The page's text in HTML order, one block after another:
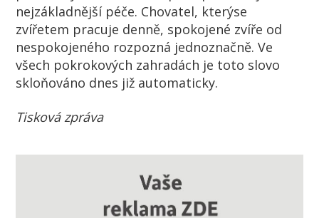
nejzákladnější péče. Chovatel, kterýse
zvířetem pracuje denně, spokojené zvíře od
nespokojeného rozpozná jednoznačně. Ve
všech pokrokových zahradách je toto slovo
skloňováno dnes již automaticky.
Tisková zpráva